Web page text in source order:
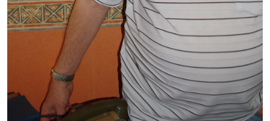
Le personnel municipal
Les moyens financiers
Note de synthèse financière
Rapport d'orientation budgétaire
Actions et projets